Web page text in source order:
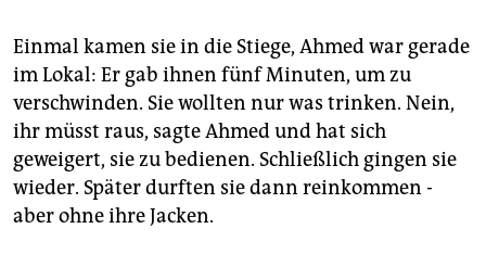
Einmal kamen sie in die Stiege, Ahmed war gerade
im Lokal: Er gab ihnen fünf Minuten, um zu
verschwinden. Sie wollten nur was trinken. Nein,
ihr müsst raus, sagte Ahmed und hat sich
geweigert, sie zu bedienen. Schließlich gingen sie
wieder. Später durften sie dann reinkommen -
aber ohne ihre Jacken.